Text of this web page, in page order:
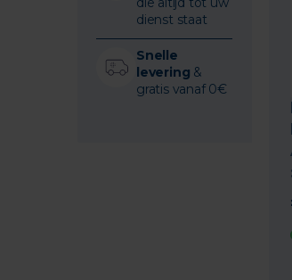
dienst staat
Snelle
levering &
gratis vanaf 0€